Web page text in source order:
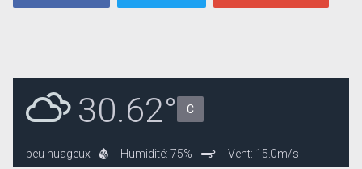
30.62° C
peu nuageux Humidité: 75% Vent: 15.0m/s